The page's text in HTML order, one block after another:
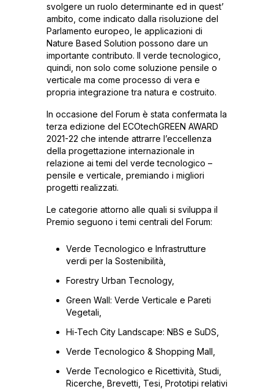
svolgere un ruolo determinante ed in quest’
ambito, come indicato dalla risoluzione del
Parlamento europeo, le applicazioni di
Nature Based Solution possono dare un
importante contributo. Il verde tecnologico,
quindi, non solo come soluzione pensile o
verticale ma come processo di vera e
propria integrazione tra natura e costruito.
In occasione del Forum è stata confermata la
terza edizione del ECOtechGREEN AWARD
2021-22 che intende attrarre l’eccellenza
della progettazione internazionale in
relazione ai temi del verde tecnologico –
pensile e verticale, premiando i migliori
progetti realizzati.
Le categorie attorno alle quali si sviluppa il
Premio seguono i temi centrali del Forum:
Verde Tecnologico e Infrastrutture
verdi per la Sostenibilità,
Forestry Urban Tecnology,
Green Wall: Verde Verticale e Pareti
Vegetali,
Hi-Tech City Landscape: NBS e SuDS,
Verde Tecnologico & Shopping Mall,
Verde Tecnologico e Ricettività, Studi,
Ricerche, Brevetti, Tesi, Prototipi relativi